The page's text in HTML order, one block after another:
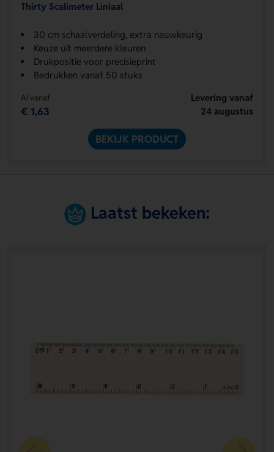
Thirty Scalimeter Liniaal
30 cm schaalverdeling, extra nauwkeurig
Keuze uit meerdere kleuren
Drukpositie voor precisieprint
Bedrukken vanaf 50 stuks
Al vanaf
€ 1,63
Levering vanaf
24 augustus
BEKIJK PRODUCT
Laatst bekeken: